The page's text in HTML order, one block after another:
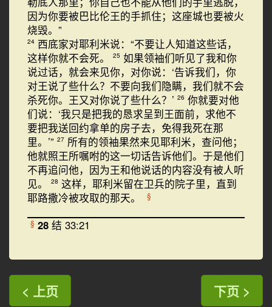
因为你要被巴比伦王的手抓住；这座城也要被火
烧毁。”
24 西底家对耶利米说：“不要让人知道这些话，
这样你就不会死。
25 如果领袖们听见了我和你
说过话，就会来见你，对你说：‘告诉我们，你
对王说了些什么？不要向我们隐瞒，我们就不会
杀死你。王又对你说了些什么？’ 26 你就要对他
们说：‘我只是把我的恳求呈到王面前，求他不
要把我送回约拿单的房子去，免得我死在那
里。’” 27 所有的领袖果然来见耶利米，查问他；
他就照王所嘱咐的这一切话告诉他们。于是他们
不再追问他，因为王和他说话的内容没有被人听
见。
28 这样，耶利米留在卫兵的院子里，直到
耶路撒冷被攻取的那天。
§
§ 28 结 33:21
< 上页 下页 >